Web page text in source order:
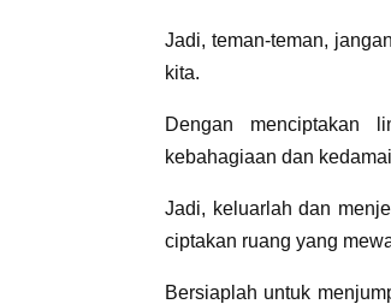
Jadi, teman-teman,
kita.
Dengan menciptakan
kebahagiaan dan
Jadi, keluarlah dan
ciptakan ruang yang
Bersiaplah untuk